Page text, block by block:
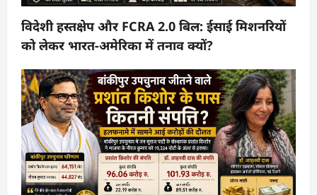
विदेशी हस्तक्षेप और FCRA 2.0 बिल: ईसाई मिशनरियों
को लेकर भारत-अमेरिका में तनाव क्यों?